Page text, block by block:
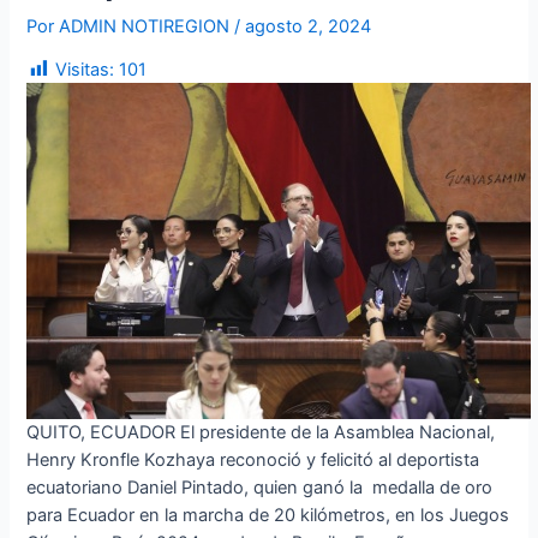
PorADMIN NOTIREGION/agosto 2, 2024
Visitas: 101
QUITO, ECUADOR El presidente de la Asamblea Nacional,
Henry Kronfle Kozhaya reconoció y felicitó al deportista
ecuatoriano Daniel Pintado, quien ganó la medalla de oro
para Ecuador en la marcha de 20 kilómetros, en los Juegos